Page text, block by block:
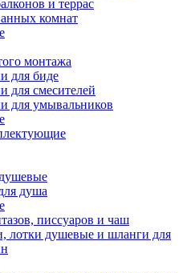
и террас
комнат
монтажа
для биде
для смесителей
для умывальников
душа
писсуаров и чаш
лотки душевые и шланги для